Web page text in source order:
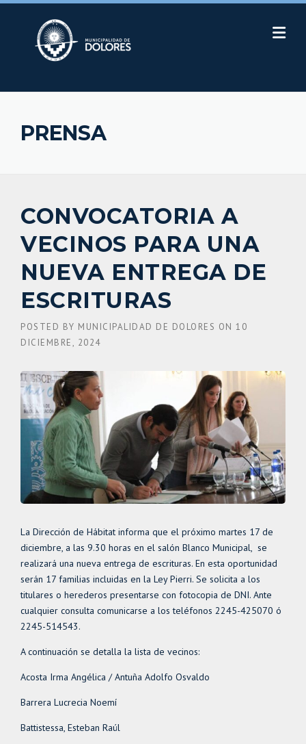
Skip
PRENSA
CONVOCATORIA A
VECINOS PARA UNA
NUEVA ENTREGA DE
ESCRITURAS
POSTED BY MUNICIPALIDAD DE DOLORES ON 10
DICIEMBRE, 2024
La Dirección de Hábitat informa que el próximo martes 17 de
diciembre, a las 9.30 horas en el salón Blanco Municipal, se
realizará una nueva entrega de escrituras. En esta oportunidad
serán 17 familias incluidas en la Ley Pierri. Se solicita a los
titulares o herederos presentarse con fotocopia de DNI. Ante
cualquier consulta comunicarse a los teléfonos 2245-425070 ó
2245-514543.
A continuación se detalla la lista de vecinos:
Acosta Irma Angélica / Antuña Adolfo Osvaldo
Barrera Lucrecia Noemí
Battistessa, Esteban Raúl